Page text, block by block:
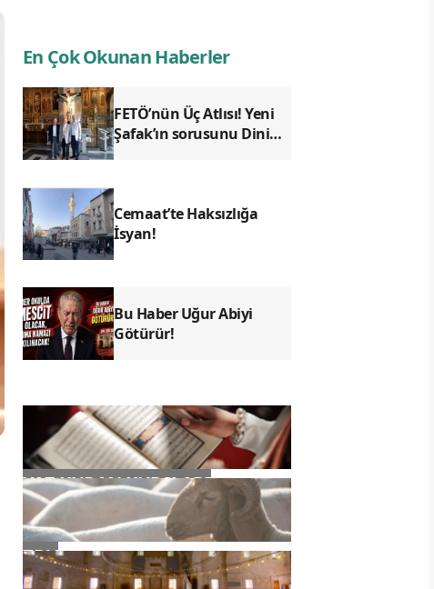
En Çok Okunan Haberler
FETÖ’nün Üç Atlısı! Yeni
Şafak’ın sorusunu Dini
Cemaat’te Haksızlığa
İsyan!
Bu Haber Uğur Abiyi
Götürür!
YAZ KURAN KURSLARI
TDV